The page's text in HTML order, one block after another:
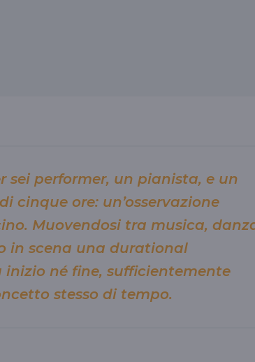
performer, un pianista, e un
cinque ore: un’osservazione
Muovendosi tra musica,
in scena una durational
inizio né fine, sufficientemente
stesso di tempo.